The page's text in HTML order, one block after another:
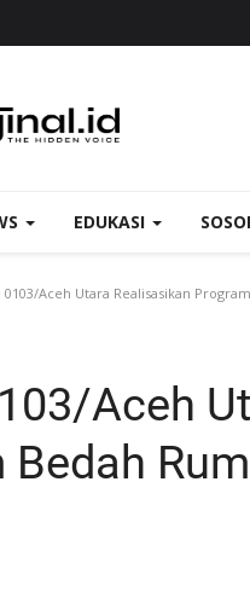
EDUKASI
0103/Aceh Utara Realisasikan
Aceh
Bedah